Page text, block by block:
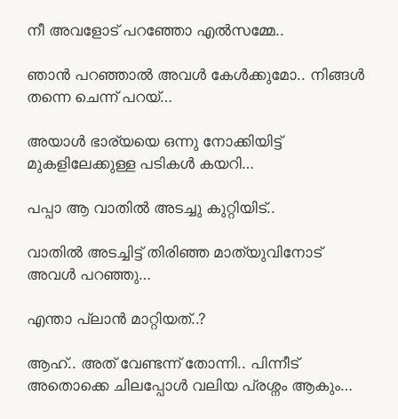
നീ അവളോട് പറഞ്ഞോ എൽസമ്മേ..
ഞാൻ പറഞ്ഞാൽ അവൾ കേൾക്കുമോ.. നിങ്ങൾ
തന്നെ ചെന്ന് പറയ്…
അയാൾ ഭാര്യയെ ഒന്നു നോക്കിയിട്ട്
മുകളിലേക്കുള്ള പടികൾ കയറി…
പപ്പാ ആ വാതിൽ അടച്ചു കുറ്റിയിട്..
വാതിൽ അടച്ചിട്ട് തിരിഞ്ഞ മാത്യുവിനോട്
അവൾ പറഞ്ഞു…
എന്താ പ്ലാൻ മാറ്റിയത്..?
ആഹ്.. അത് വേണ്ടന്ന്‌ തോന്നി.. പിന്നീട്
അതൊക്കെ ചിലപ്പോൾ വലിയ പ്രശ്നം ആകും…